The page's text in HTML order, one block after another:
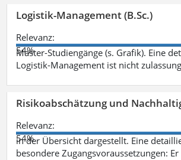
Logistik-Management (B.Sc.)
Relevanz:
54%
Master-Studiengänge (s. Grafik). Eine
Logistik-Management ist nicht
Risikoabschätzung und
Relevanz:
54%
in der Übersicht dargestellt. Eine
besondere Zugangsvoraussetzungen: